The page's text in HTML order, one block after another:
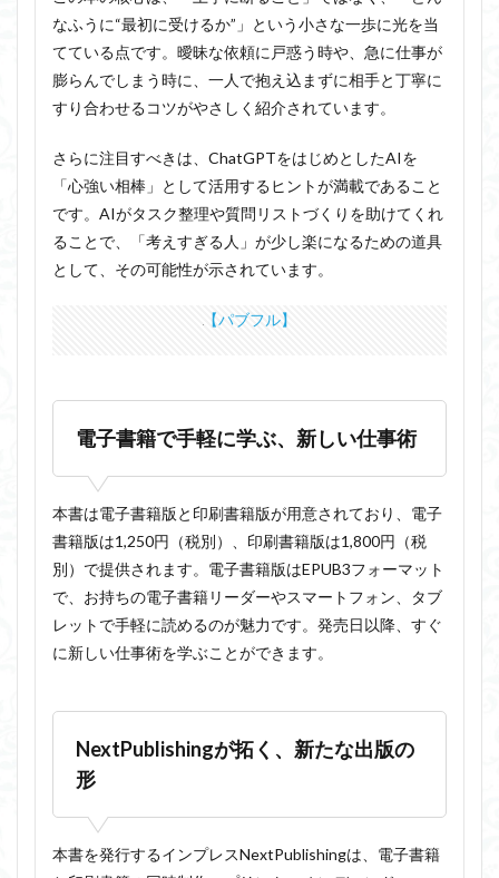
なふうに“最初に受けるか”」という小さな一歩に光を当
てている点です。曖昧な依頼に戸惑う時や、急に仕事が
膨らんでしまう時に、一人で抱え込まずに相手と丁寧に
すり合わせるコツがやさしく紹介されています。
さらに注目すべきは、ChatGPTをはじめとしたAIを
「心強い相棒」として活用するヒントが満載であること
です。AIがタスク整理や質問リストづくりを助けてくれ
ることで、「考えすぎる人」が少し楽になるための道具
として、その可能性が示されています。
【パブフル】
電子書籍で手軽に学ぶ、新しい仕事術
本書は電子書籍版と印刷書籍版が用意されており、電子
書籍版は1,250円（税別）、印刷書籍版は1,800円（税
別）で提供されます。電子書籍版はEPUB3フォーマット
で、お持ちの電子書籍リーダーやスマートフォン、タブ
レットで手軽に読めるのが魅力です。発売日以降、すぐ
に新しい仕事術を学ぶことができます。
NextPublishingが拓く、新たな出版の
形
本書を発行するインプレスNextPublishingは、電子書籍